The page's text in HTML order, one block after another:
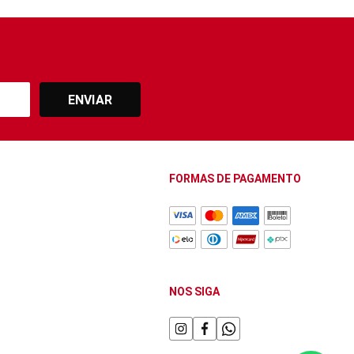
ENVIAR
FORMAS DE PAGAMENTO
NOS SIGA